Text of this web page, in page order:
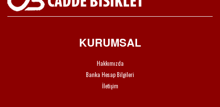
KURUMSAL
Hakkımızda
Banka Hesap Bilgileri
İletişim